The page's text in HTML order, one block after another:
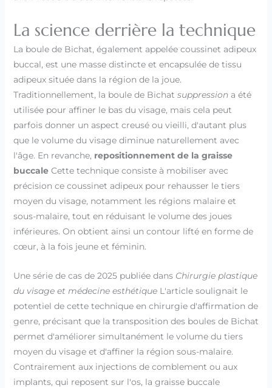
La science derrière la technique
La boule de Bichat, également appelée coussinet adipeux
buccal, est une masse distincte et encapsulée de tissu
adipeux située dans la région de la joue.
Traditionnellement, la boule de Bichat suppressiona été
utilisée pour affiner le bas du visage, mais cela peut
parfois donner un aspect creusé ou vieilli, d'autant plus
que le volume du visage diminue naturellement avec
l'âge. En revanche, repositionnement de la graisse
buccaleCette technique consiste à mobiliser avec
précision ce coussinet adipeux pour rehausser le tiers
moyen du visage, notamment les régions malaire et
sous-malaire, tout en réduisant le volume des joues
inférieures. On obtient ainsi un contour lifté en forme de
cœur, à la fois jeune et féminin.
Une série de cas de 2025 publiée dans Chirurgie plastique
du visage et médecine esthétiqueL'article soulignait le
potentiel de cette technique en chirurgie d'affirmation de
genre, précisant que la transposition des boules de Bichat
permet d'améliorer simultanément le volume du tiers
moyen du visage et d'affiner la région sous-malaire.
Contrairement aux injections de comblement ou aux
implants, qui reposent sur l'os, la graisse buccale